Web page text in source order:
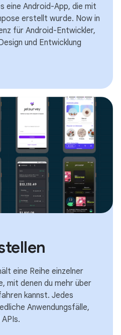
eine Android-App, die mit
erstellt wurde. Now in
für Android-Entwickler,
und Entwicklung
eine Reihe einzelner
mit denen du mehr über
kannst. Jedes
Anwendungsfälle,